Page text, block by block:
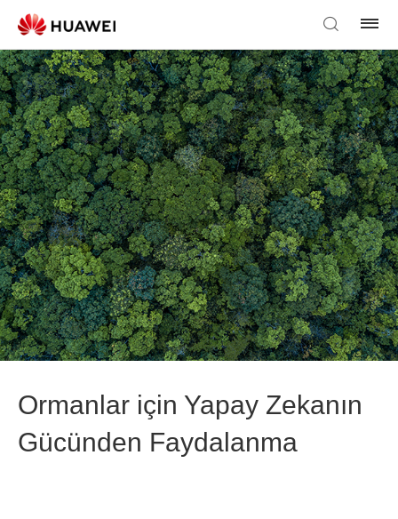
Ormanlar için Yapay Zekanın
Gücünden Faydalanma